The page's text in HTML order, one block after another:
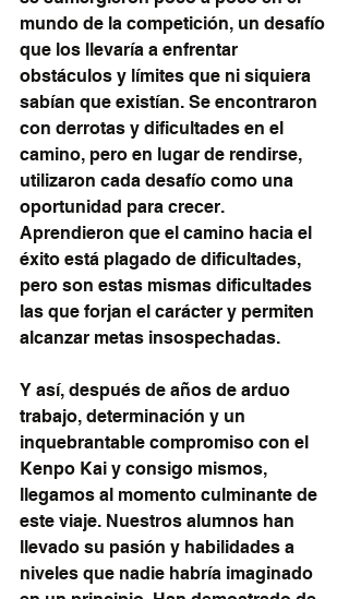
mundo de la competición, un desafío
que los llevaría a enfrentar
obstáculos y límites que ni siquiera
sabían que existían. Se encontraron
con derrotas y dificultades en el
camino, pero en lugar de rendirse,
utilizaron cada desafío como una
oportunidad para crecer.
Aprendieron que el camino hacia el
éxito está plagado de dificultades,
pero son estas mismas dificultades
las que forjan el carácter y permiten
alcanzar metas insospechadas.
Y así, después de años de arduo
trabajo, determinación y un
inquebrantable compromiso con el
Kenpo Kai y consigo mismos,
llegamos al momento culminante de
este viaje. Nuestros alumnos han
llevado su pasión y habilidades a
niveles que nadie habría imaginado